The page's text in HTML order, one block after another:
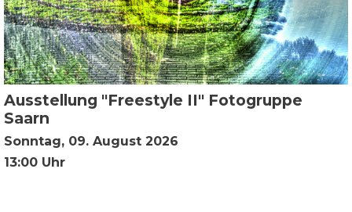
Ausstellung "Freestyle II" Fotogruppe
Saarn
Sonntag, 09. August 2026
13:00 Uhr